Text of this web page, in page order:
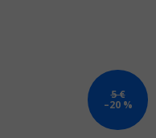
5 €
–20 %